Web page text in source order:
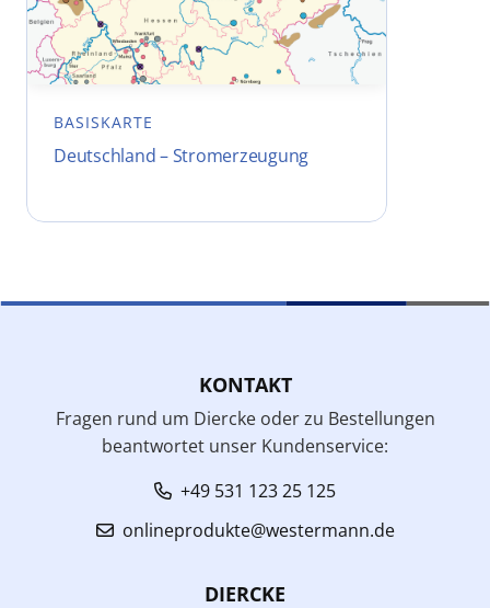
BASISKARTE
Deutschland – Stromerzeugung
KONTAKT
Fragen rund um Diercke oder zu Bestellungen
beantwortet unser Kundenservice:
+49 531 123 25 125
onlineprodukte@westermann.de
DIERCKE